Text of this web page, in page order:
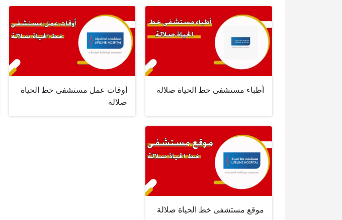
أطباء مستشفى خط الحياة صلالة
أوقات عمل مستشفى خط الحياة
صلالة
موقع مستشفى خط الحياة صلالة